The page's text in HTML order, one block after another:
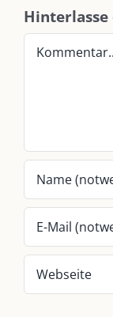
Kommentar
Am einfachsten
Whatsapp:0151-
„Unser Kulmbach
„Stadt Kulmbach“
Lebenslust